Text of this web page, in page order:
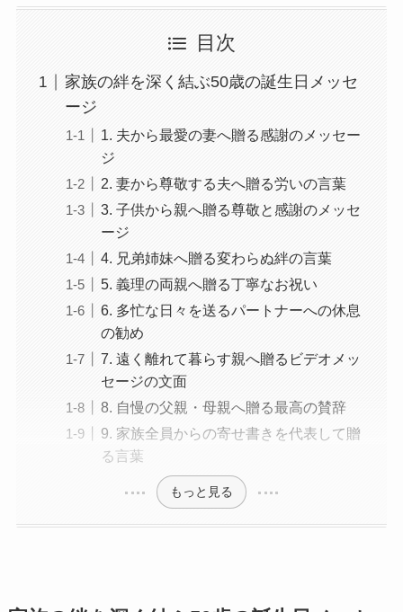
目次
家族の絆を深く結ぶ50歳の誕生日メッセ
ージ
1. 夫から最愛の妻へ贈る感謝のメッセー
ジ
2. 妻から尊敬する夫へ贈る労いの言葉
3. 子供から親へ贈る尊敬と感謝のメッセ
ージ
4. 兄弟姉妹へ贈る変わらぬ絆の言葉
5. 義理の両親へ贈る丁寧なお祝い
6. 多忙な日々を送るパートナーへの休息
の勧め
7. 遠く離れて暮らす親へ贈るビデオメッ
セージの文面
8. 自慢の父親・母親へ贈る最高の賛辞
9. 家族全員からの寄せ書きを代表して贈
る言葉
もっと見る